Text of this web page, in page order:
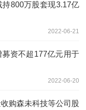
800万股套现3.17亿
2022-06-21
资不超177亿元用于
2022-06-20
购森未科技等公司股